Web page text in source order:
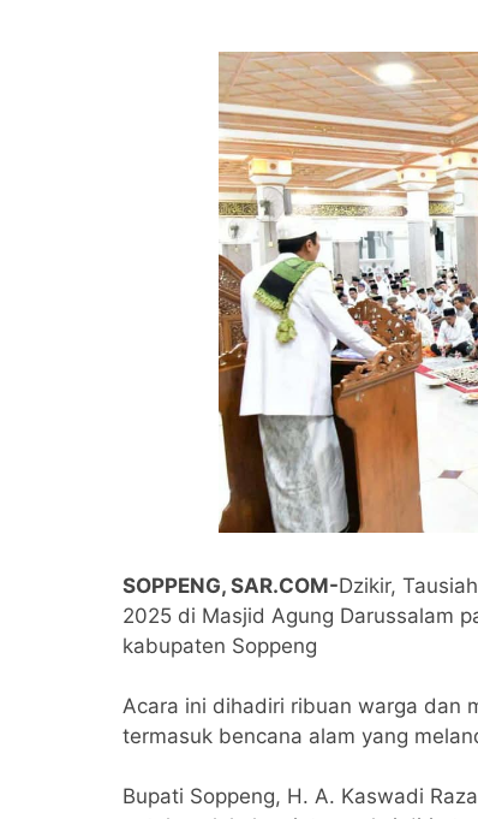
SOPPENG, SAR.COM-Dzikir,
2025 di Masjid Agung Darussalam
kabupaten Soppeng
Acara ini dihadiri ribuan warga dan
termasuk bencana alam yang
Bupati Soppeng, H. A. Kaswadi